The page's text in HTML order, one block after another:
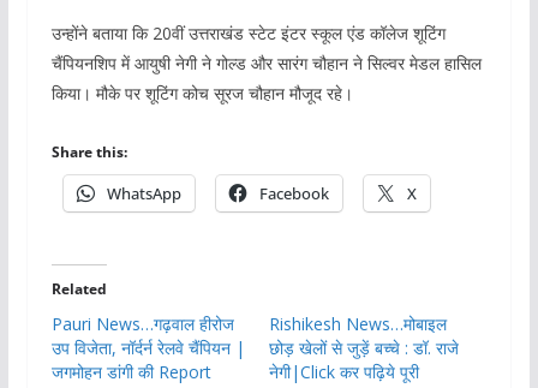
उन्होंने बताया कि 20वीं उत्तराखंड स्टेट इंटर स्कूल एंड कॉलेज शूटिंग
चैंपियनशिप में आयुषी नेगी ने गोल्ड और सारंग चौहान ने सिल्वर मेडल हासिल
किया। मौके पर शूटिंग कोच सूरज चौहान मौजूद रहे।
Share this:
WhatsApp Facebook X
Related
Pauri News…गढ़वाल हीरोज
उप विजेता, नॉर्दर्न रेलवे चैंपियन |
जगमोहन डांगी की Report
Rishikesh News…मोबाइल
छोड़ खेलों से जुड़ें बच्चे : डॉ. राजे
नेगी|Click कर पढ़िये पूरी